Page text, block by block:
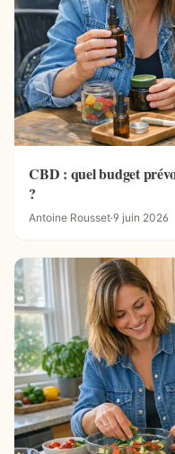
CBD : quel budget
?
Antoine Rousset·9 juin 2026